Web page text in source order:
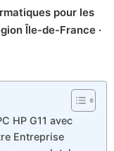
pour les
Île-de-France ·
HP G11 avec
Entreprise